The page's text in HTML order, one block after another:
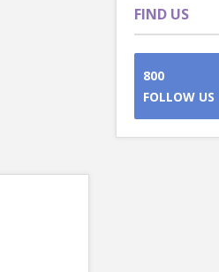
FIND US
800
FOLLOW US